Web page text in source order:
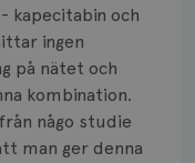
kapecitabin och
ingen
på nätet och
kombination.
någo studie
man ger denna